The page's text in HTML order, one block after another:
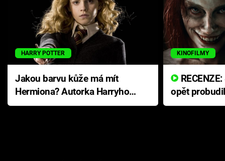
HARRY POTTER
Jakou barvu kůže má mít
Hermiona? Autorka Harryho
Pottera přišla s ráznou
KINOFILMY
opět
přichází s